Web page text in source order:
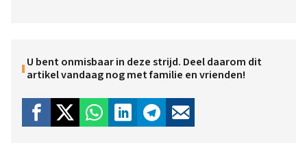
U bent onmisbaar in deze strijd. Deel daarom dit
artikel vandaag nog met familie en vrienden!